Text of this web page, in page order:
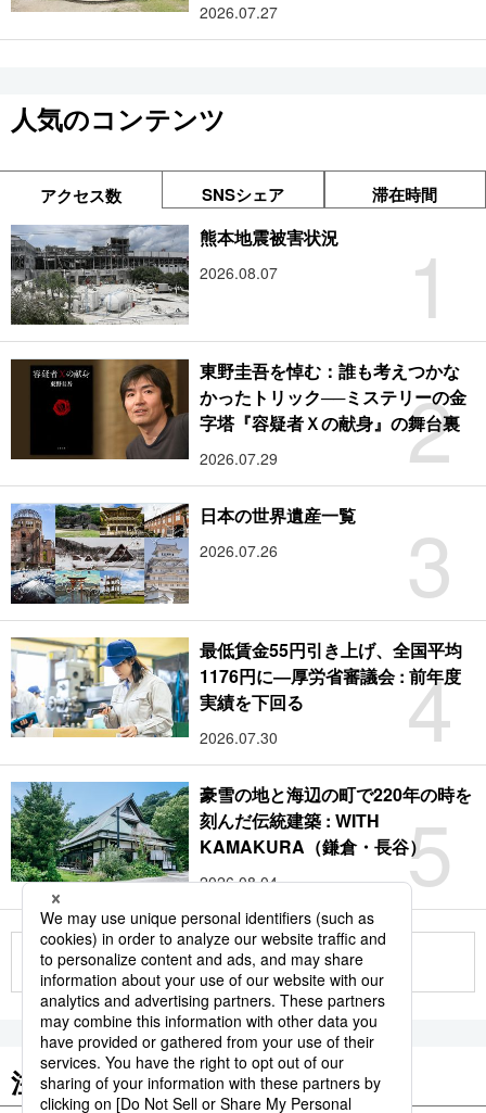
2026.07.27
人気のコンテンツ
アクセス数 SNSシェア 滞在時間
1
熊本地震被害状況
2026.08.07
2
東野圭吾を悼む：誰も考えつかな
かったトリック──ミステリーの金
字塔『容疑者Ｘの献身』の舞台裏
2026.07.29
3
日本の世界遺産一覧
2026.07.26
4
最低賃金55円引き上げ、全国平均
1176円に―厚労省審議会 : 前年度
実績を下回る
2026.07.30
5
豪雪の地と海辺の町で220年の時を
刻んだ伝統建築 : WITH
KAMAKURA（鎌倉・長谷）
2026.08.04
もっと見る
注目のキーワード